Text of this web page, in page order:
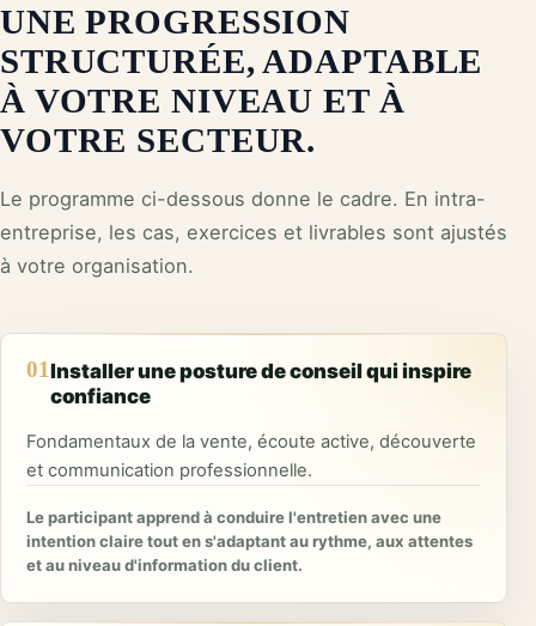
UNE PROGRESSION
STRUCTURÉE, ADAPTABLE
À VOTRE NIVEAU ET À
VOTRE SECTEUR.
Le programme ci-dessous donne le cadre. En intra-
entreprise, les cas, exercices et livrables sont ajustés
à votre organisation.
01Installer une posture de conseil qui inspire
confiance
Fondamentaux de la vente, écoute active, découverte
et communication professionnelle.
Le participant apprend à conduire l'entretien avec une
intention claire tout en s'adaptant au rythme, aux attentes
et au niveau d'information du client.